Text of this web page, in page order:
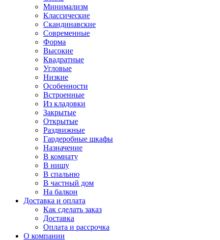
Минимализм
Классические
Скандинавские
Современные
Форма
Высокие
Квадратные
Угловые
Низкие
Особенности
Встроенные
Из кладовки
Закрытые
Открытые
Раздвижные
Гардеробные шкафы
Назначение
В комнату
В нишу
В спальню
В частный дом
На балкон
Доставка и оплата
Как сделать заказ
Доставка
Оплата и рассрочка
О компании